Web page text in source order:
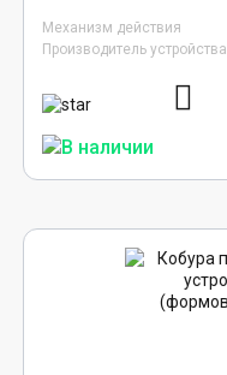
Механизм действия
Производитель устройства